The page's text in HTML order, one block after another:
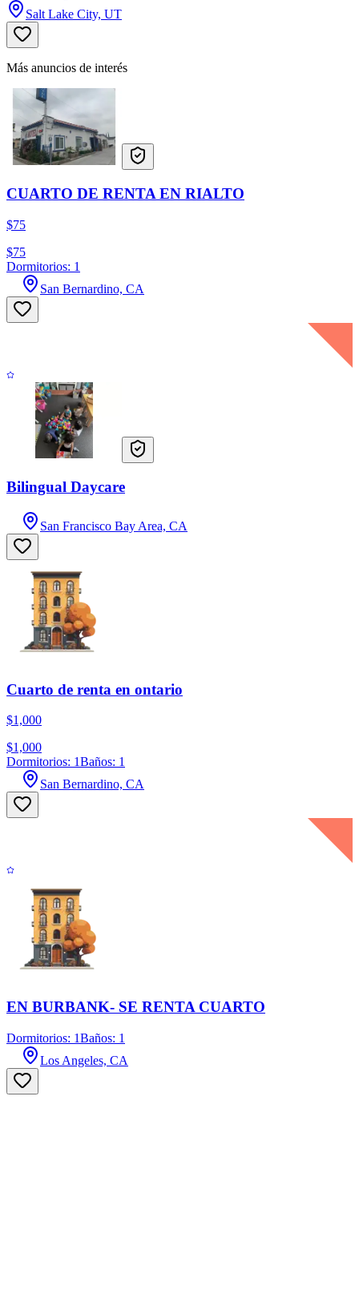
Salt Lake City, UT
Más anuncios de interés
CUARTO DE RENTA EN RIALTO
$75
$75
Dormitorios: 1
San Bernardino, CA
Bilingual Daycare
San Francisco Bay Area, CA
Cuarto de renta en ontario
$1,000
$1,000
Dormitorios: 1Baños: 1
San Bernardino, CA
EN BURBANK- SE RENTA CUARTO
Dormitorios: 1Baños: 1
Los Angeles, CA